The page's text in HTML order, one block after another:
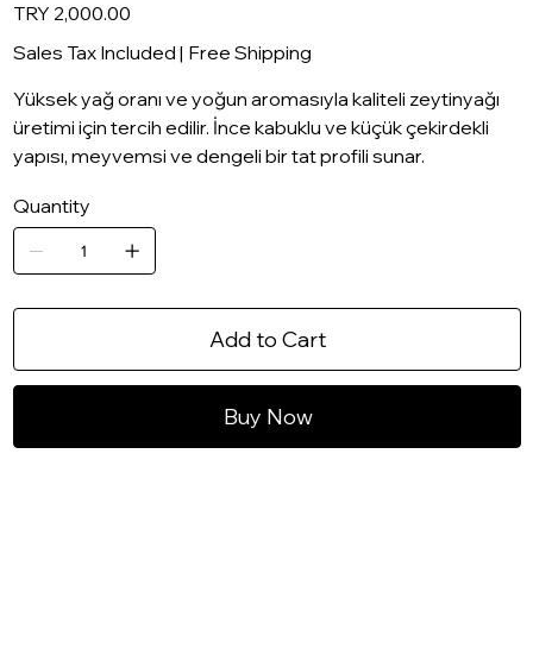
TRY 2,000.00
Sales Tax Included | Free Shipping
Yüksek yağ oranı ve yoğun aromasıyla kaliteli zeytinyağı
üretimi için tercih edilir. İnce kabuklu ve küçük çekirdekli
yapısı, meyvemsi ve dengeli bir tat profili sunar.
Quantity
Add to Cart
Buy Now